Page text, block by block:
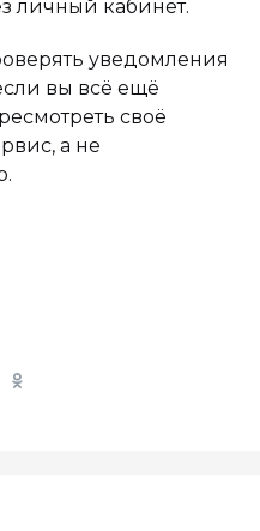
личный кабинет.
уведомления
вы всё ещё
своё
а не